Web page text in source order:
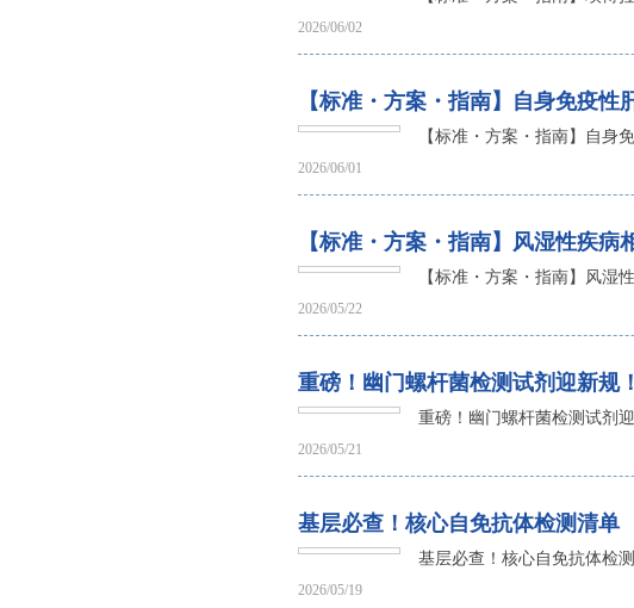
2026/06/02
【标准・方案・指南】自身免疫
【标准・方案・指南】自身
2026/06/01
【标准・方案・指南】风湿性疾
【标准・方案・指南】风湿
2026/05/22
重磅！幽门螺杆菌检测试剂迎新规
重磅！幽门螺杆菌检测试剂
2026/05/21
基层必查！核心自免抗体检测清单
基层必查！核心自免抗体检
2026/05/19